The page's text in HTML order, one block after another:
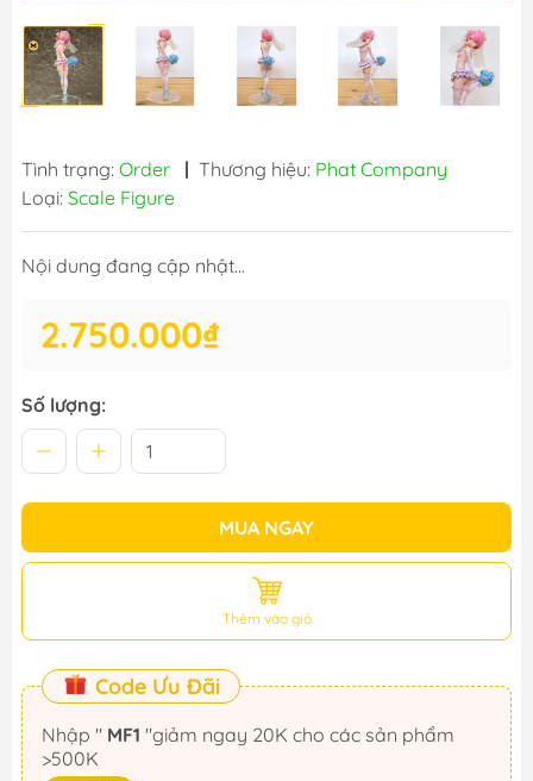
Tình trạng: Order | Thương hiệu: Phat Company
Loại: Scale Figure
Nội dung đang cập nhật...
2.750.000₫
Số lượng:
MUA NGAY
Thêm vào giỏ
Code Ưu Đãi
Nhập " MF1
>500K